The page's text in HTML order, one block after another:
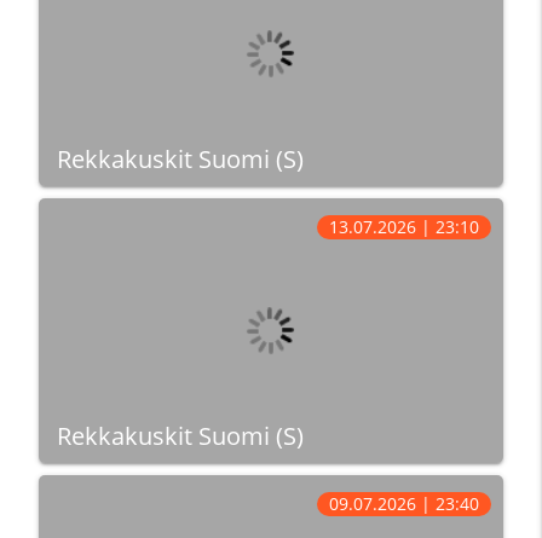
Rekkakuskit Suomi (S)
Rekkakuskit Suomi (S)
13.07.2026 | 23:10
09.07.2026 | 23:40